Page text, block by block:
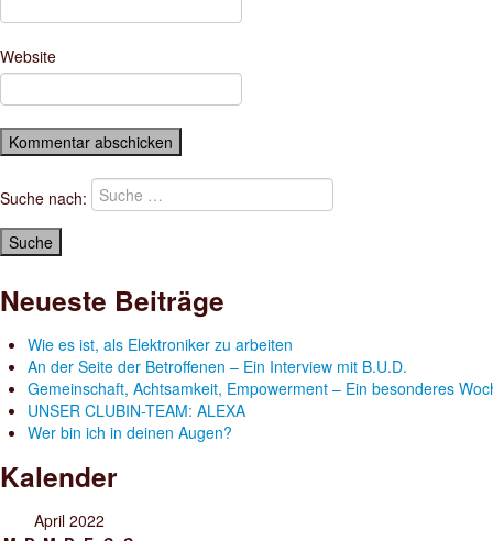
Website
Suche nach:
Neueste Beiträge
Wie es ist, als Elektroniker zu arbeiten
An der Seite der Betroffenen – Ein Interview mit B.U.D.
Gemeinschaft, Achtsamkeit, Empowerment – Ein besonderes
UNSER CLUBIN-TEAM: ALEXA
Wer bin ich in deinen Augen?
Kalender
April 2022